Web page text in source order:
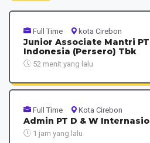
Full Time kota Cirebon
Junior Associate Mantri
Indonesia (Persero) Tbk
52 menit yang lalu
Full Time Kota Cirebon
Admin PT D & W
1 jam yang lalu